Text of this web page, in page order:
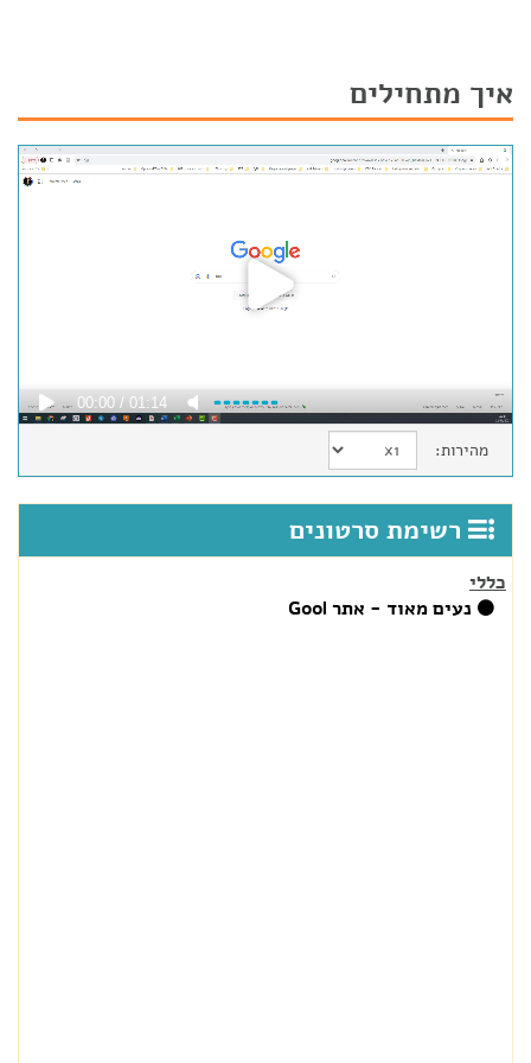
איך מתחילים
00:00 01:14
מהירות:
רשימת סרטונים
כללי
נעים מאוד - אתר Gool